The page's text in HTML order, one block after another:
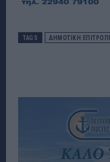
TAGS ΔΗΜΟΤΙΚΉ